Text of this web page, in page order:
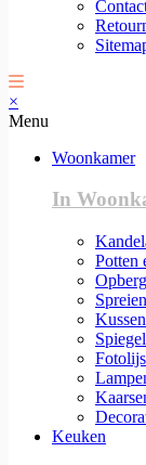
×
Menu
Woonkamer
In
Potten
Keuken